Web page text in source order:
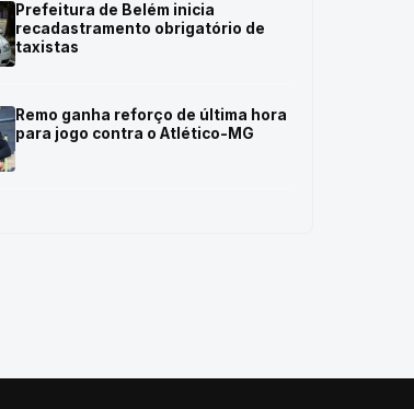
Prefeitura de Belém inicia
recadastramento obrigatório de
taxistas
Remo ganha reforço de última hora
para jogo contra o Atlético-MG